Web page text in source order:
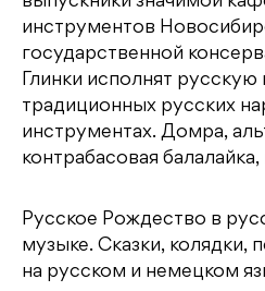
инструментов
государственной
Глинки исполнят
традиционных русских
инструментах. Домра,
контрабасовая
Русское Рождество в
музыке. Сказки, колядки,
на русском и немецком